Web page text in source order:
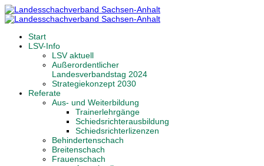
Start
LSV-Info
LSV aktuell
Außerordentlicher
Landesverbandstag 2024
Strategiekonzept 2030
Referate
Aus- und Weiterbildung
Trainerlehrgänge
Schiedsrichterausbildung
Schiedsrichterlizenzen
Behindertenschach
Breitenschach
Frauenschach